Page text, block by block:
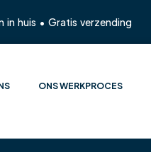
huis • Gratis verzending
ONS WERKPROCES